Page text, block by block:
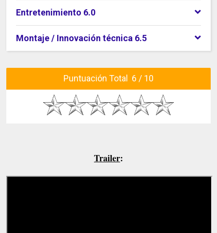
Entretenimiento 6.0
Montaje / Innovación técnica 6.5
Puntuación Total 6 / 10
Trailer: